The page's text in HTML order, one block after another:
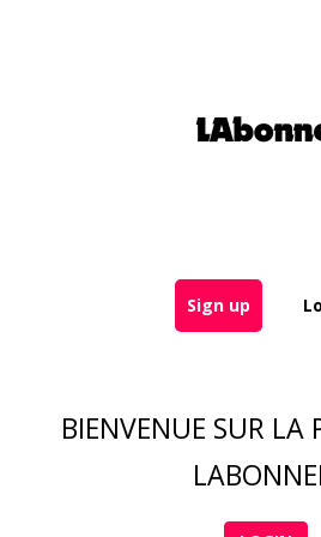
Sign up
BIENVENUE SUR LA